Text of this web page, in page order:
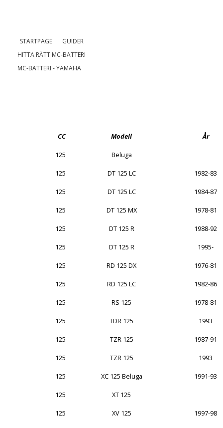
STARTPAGE
GUIDER
HITTA RÄTT MC-BATTERI
MC-BATTERI - YAMAHA
CC Modell År
125 Beluga
125 DT 125 LC 1982-83
125 DT 125 LC 1984-87
125 DT 125 MX 1978-81
125 DT 125 R 1988-92
125 DT 125 R 1995-
125 RD 125 DX 1976-81
125 RD 125 LC 1982-86
125 RS 125 1978-81
125 TDR 125 1993
125 TZR 125 1987-91
125 TZR 125 1993
125 XC 125 Beluga 1991-93
125 XT 125
125 XV 125 1997-98